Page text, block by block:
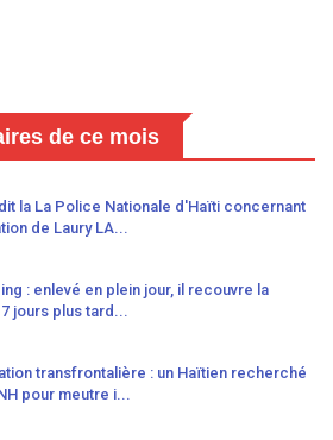
de ce mois
la La Police Nationale d'Haïti concernant
de Laury LA...
: enlevé en plein jour, il recouvre la
jours plus tard...
transfrontalière : un Haïtien recherché
pour meutre i...